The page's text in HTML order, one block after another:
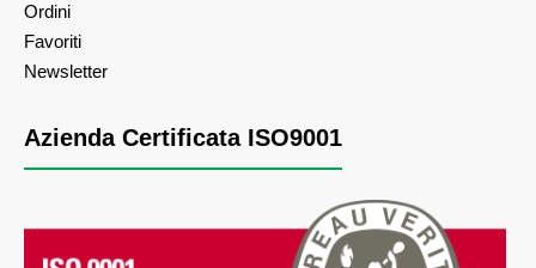
Ordini
Favoriti
Newsletter
Azienda Certificata ISO9001